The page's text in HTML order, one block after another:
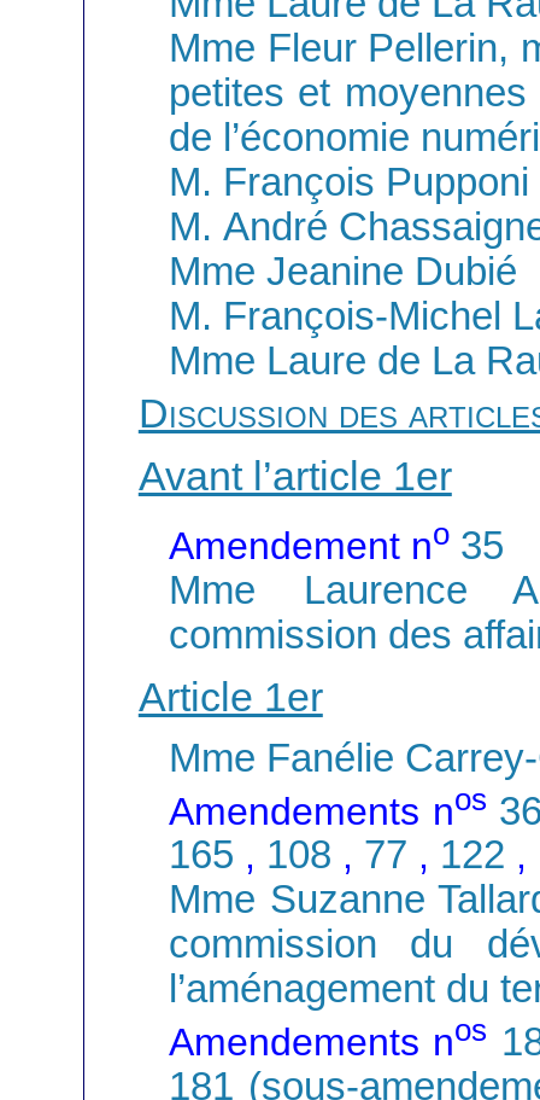
Mme Fleur Pellerin,
petites et moyennes
de l’économie
M. François Pupponi
M. André
Mme Jeanine Dubié
M. François-Michel
Mme Laure de La
Discussion des
Avant l’article 1er
Amendement no 35
Mme Laurence
commission des
Article 1er
Mme Fanélie
Amendements nos
165 , 108 , 77 , 122 ,
Mme Suzanne
commission du
l’aménagement du
Amendements nos
181 (sous-